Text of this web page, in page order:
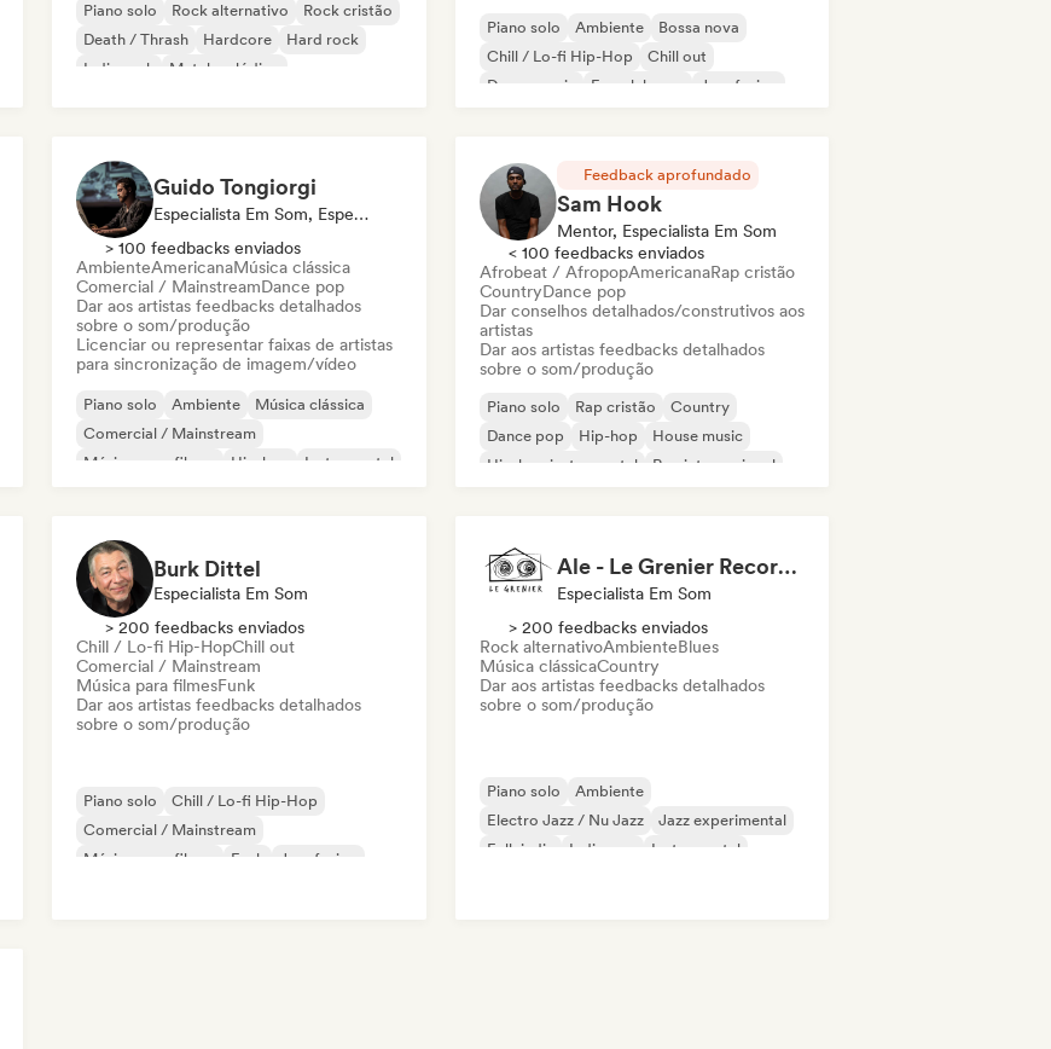
Piano solo Rock alternativo
Rock cristão
Death / Thrash
Hardcore
Hard rock
Indie rock
Metal melódico
Piano solo Ambiente
Bossa nova
Chill / Lo-fi Hip-Hop
Chill out
Dance music
French house Jazz fusion
Guido Tongiorgi
Especialista Em Som, Especialista Em Sincronização
> 100 feedbacks enviados
AmbienteAmericanaMúsica clássica
Comercial / MainstreamDance pop
Dar aos artistas feedbacks detalhados
sobre o som/produção
Licenciar ou representar faixas de artistas
para sincronização de imagem/vídeo
Piano solo Ambiente
Música clássica
Comercial / Mainstream
Música para filmes
Hip-hop
Instrumental
Feedback aprofundado
Sam Hook
Mentor, Especialista Em Som
< 100 feedbacks enviados
Afrobeat / AfropopAmericanaRap cristão
CountryDance pop
Dar conselhos detalhados/construtivos aos
artistas
Dar aos artistas feedbacks detalhados
sobre o som/produção
Piano solo Rap cristão
Country
Dance pop
Hip-hop
House music
Hip-hop instrumental
Rap internacional
Burk Dittel
Especialista Em Som
> 200 feedbacks enviados
Chill / Lo-fi Hip-HopChill out
Comercial / Mainstream
Música para filmesFunk
Dar aos artistas feedbacks detalhados
sobre o som/produção
Piano solo
Chill / Lo-fi Hip-Hop
Comercial / Mainstream
Música para filmes
Funk
Jazz fusion
Ale - Le Grenier Recording Studio
Especialista Em Som
> 200 feedbacks enviados
Rock alternativoAmbienteBlues
Música clássicaCountry
Dar aos artistas feedbacks detalhados
sobre o som/produção
Piano solo
Ambiente
Electro Jazz / Nu Jazz
Jazz experimental
Folk indie
Indie pop
Instrumental